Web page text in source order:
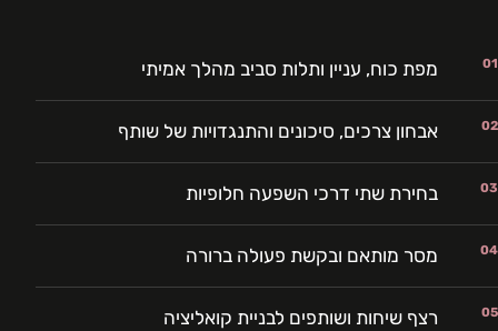
01 מפת כוח, עניין ותלות סביב מהלך אמיתי
02 אבחון צרכים, סיכונים והתנגדויות של שותף
03 בחירת שתי דרכי השפעה חלופיות
04 מסר מותאם ובקשת פעולה ברורה
05 רצף שיחות ושותפים לבניית קואליציה